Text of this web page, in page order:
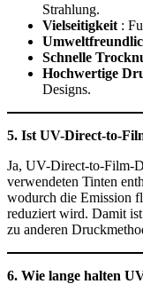
Strahlung.
Vielseitigkeit :
Schnelle
Hochwertige
Designs.
5. Ist UV-Direct-to-
Ja, UV-Direct-to-Film-
verwendeten Tinten
wodurch die Emission
reduziert wird. Damit
zu anderen
6. Wie lange halten